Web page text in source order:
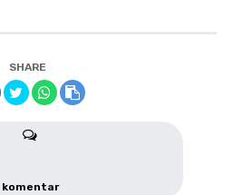
SHARE
komentar